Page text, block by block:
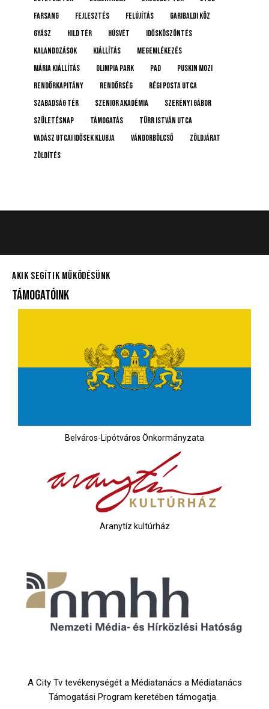
farsang
fejlesztés felújítás
Garibaldi köz
gyász
Hild tér húsvét
idősköszöntés
Kalandozások
kiállítás
megemlékezés
Mária kiállítás
Olimpia Park pad
Puskin mozi
rendőrkapitány
rendőrség
Régi posta utca
Szabadság tér
Szenior Akadémia
Szerényi Gábor
születésnap
támogatás
Türr István utca
Vadász Utcai Idősek Klubja
Vándorbölcső
Zöldjárat
Zöldítés
AKIK SEGÍTIK MŰKÖDÉSÜNK
TÁMOGATÓINK
Belváros-Lipótváros Önkormányzata
Aranytíz kultúrház
A City Tv tevékenységét a Médiatanács a Médiatanács
Támogatási Program keretében támogatja.